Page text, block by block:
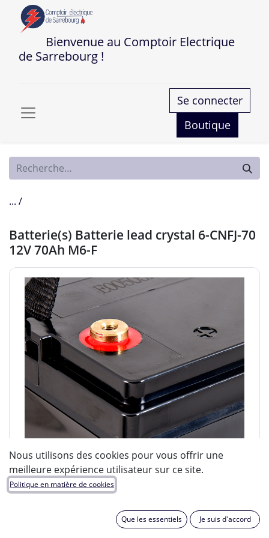
Bienvenue au Comptoir Electrique
de Sarrebourg !
Se connecter
Boutique
... /
Batterie(s) Batterie lead crystal 6-CNFJ-70
12V 70Ah M6-F
Nous utilisons des cookies pour vous offrir une
meilleure expérience utilisateur sur ce site.
Politique en matière de cookies
Que les essentiels Je suis d'accord